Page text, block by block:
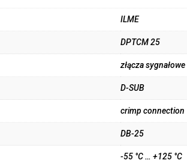
ILME
DPTCM 25
złącza sygnałowe
D-SUB
crimp connection
DB-25
-55 °C … +125 °C